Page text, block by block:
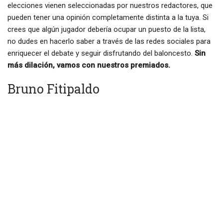
elecciones vienen seleccionadas por nuestros redactores, que
pueden tener una opinión completamente distinta a la tuya. Si
crees que algún jugador debería ocupar un puesto de la lista,
no dudes en hacerlo saber a través de las redes sociales para
enriquecer el debate y seguir disfrutando del baloncesto. Sin
más dilación, vamos con nuestros premiados.
Bruno Fitipaldo